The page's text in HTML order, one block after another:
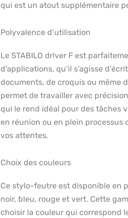
qui est un atout supplémentaire
Polyvalence d’utilisation
Le STABILO dr!ver F est
d’applications, qu’il s’agisse
documents, de croquis ou même
permet de travailler avec
qui le rend idéal pour des tâches
en réunion ou en plein processus
vos attentes.
Choix des couleurs
Ce stylo-feutre est disponible en
noir, bleu, rouge et vert. Cette
choisir la couleur qui correspond